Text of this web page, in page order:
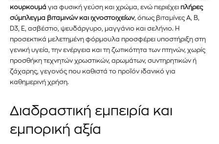
Εγγραφείτε στο Newsletter του
PetshopMarket.gr και
ενημερωθείτε πρώτοι για τα νέα
προϊόντα και τις εξελίξεις της
Για να εγγραφείτε, απλώς εισάγετε τη διεύθυνση email σας
στον ιστότοπό μας ή κάντε κλικ στο κουμπί εγγραφής
κουρκουμά για φυσική γεύση και χρώμα, ενώ περιέχει πλήρες
σύμπλεγμα βιταμινών και ιχνοστοιχείων, όπως βιταμίνες A, Β,
D3, E, ασβέστιο, ψευδάργυρο, μαγγάνιο και σελήνιο. Η
προσεκτικά μελετημένη φόρμουλα προσφέρει υποστήριξη στη
γενική υγεία, την ενέργεια και τη ζωτικότητα των πτηνών, χωρίς
προσθήκη τεχνητών χρωστικών, αρωμάτων, συντηρητικών ή
ζάχαρης, γεγονός που καθιστά το προϊόν ιδανικό για
καθημερινή χρήση.
Διαδραστική εμπειρία και
εμπορική αξία